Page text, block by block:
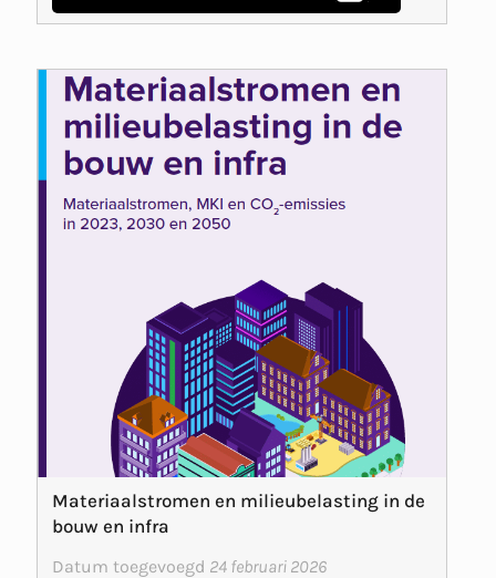
Materiaalstromen en milieubelasting in de
bouw en infra
Datum toegevoegd 24 februari 2026